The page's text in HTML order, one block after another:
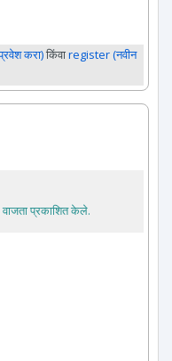
करा)किंवाregister (नवीन
वाजता प्रकाशित केले.